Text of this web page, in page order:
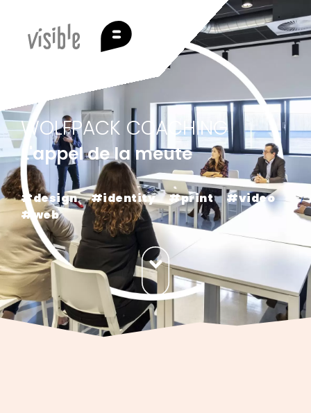
WOLFPACK COACHING
L'appel de la meute
#design #identity #print
#video
#web